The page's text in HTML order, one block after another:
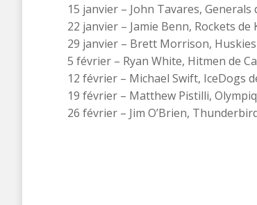
15 janvier – John Tavares, Generals
22 janvier – Jamie Benn, Rockets de
29 janvier – Brett Morrison,
5 février – Ryan White, Hitmen de
12 février – Michael Swift, IceDogs
19 février – Matthew Pistilli,
26 février – Jim O’Brien,